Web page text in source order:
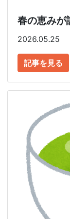
春の恵みが
2026.05.25
記事を見る